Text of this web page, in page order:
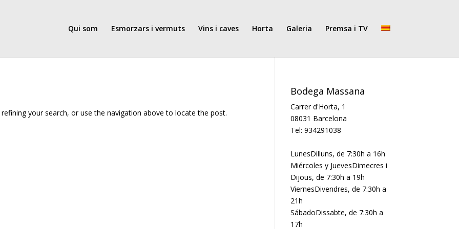
Qui som Esmorzars i vermuts Vins i caves Horta Galeria Premsa i TV
your search, or use the navigation above to locate the post.
Bodega Massana
Carrer d'Horta, 1
08031 Barcelona
Tel: 934291038
LunesDilluns, de 7:30h a 16h
Miércoles y JuevesDimecres i
Dijous, de 7:30h a 19h
ViernesDivendres, de 7:30h a
21h
SábadoDissabte, de 7:30h a
17h